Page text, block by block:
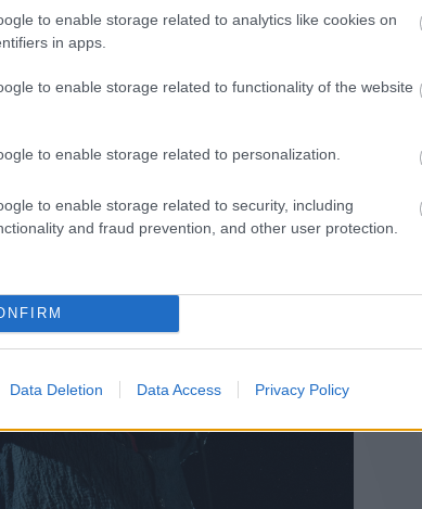
to enable storage related to analytics like cookies on
in apps.
to enable storage related to functionality of the website
to enable storage related to personalization.
to enable storage related to security, including
and fraud prevention, and other user protection.
Data Deletion Data Access Privacy Policy